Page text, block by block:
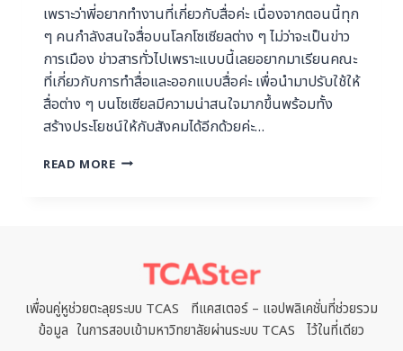
เพราะว่าพี่อยากทำงานที่เกี่ยวกับสื่อค่ะ เนื่องจากตอนนี้ทุก
ๆ คนกำลังสนใจสื่อบนโลกโซเซียลต่าง ๆ ไม่ว่าจะเป็นข่าว
การเมือง ข่าวสารทั่วไปเพราะแบบนี้เลยอยากมาเรียนคณะ
ที่เกี่ยวกับการทำสื่อและออกแบบสื่อค่ะ เพื่อนำมาปรับใช้ให้
สื่อต่าง ๆ บนโซเซียลมีความน่าสนใจมากขึ้นพร้อมทั้ง
สร้างประโยชน์ให้กับสังคมได้อีกด้วยค่ะ…
READ MORE
เพื่อนคู่หูช่วยตะลุยระบบ TCAS ทีแคสเตอร์ – แอปพลิเคชั่นที่ช่วยรวม
ข้อมูล ในการสอบเข้ามหาวิทยาลัยผ่านระบบ TCAS ไว้ในที่เดียว